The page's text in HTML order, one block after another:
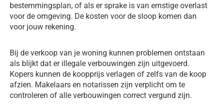
bestemmingsplan, of als er sprake is van ernstige overlast
voor de omgeving. De kosten voor de sloop komen dan
voor jouw rekening.
Bij de verkoop van je woning kunnen problemen ontstaan
als blijkt dat er illegale verbouwingen zijn uitgevoerd.
Kopers kunnen de koopprijs verlagen of zelfs van de koop
afzien. Makelaars en notarissen zijn verplicht om te
controleren of alle verbouwingen correct vergund zijn.